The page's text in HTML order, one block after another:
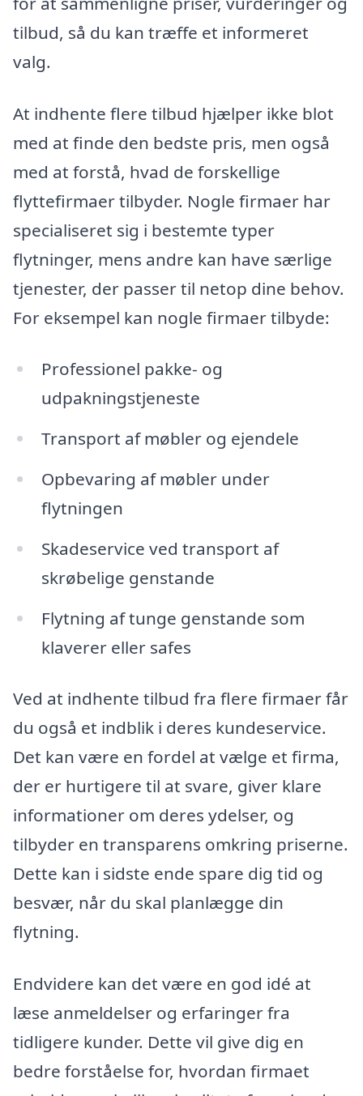
tilbud, så du kan træffe et informeret
valg.
At indhente flere tilbud hjælper ikke blot
med at finde den bedste pris, men også
med at forstå, hvad de forskellige
flyttefirmaer tilbyder. Nogle firmaer har
specialiseret sig i bestemte typer
flytninger, mens andre kan have særlige
tjenester, der passer til netop dine behov.
For eksempel kan nogle firmaer tilbyde:
Professionel pakke- og
udpakningstjeneste
Transport af møbler og ejendele
Opbevaring af møbler under
flytningen
Skadeservice ved transport af
skrøbelige genstande
Flytning af tunge genstande som
klaverer eller safes
Ved at indhente tilbud fra flere firmaer får
du også et indblik i deres kundeservice.
Det kan være en fordel at vælge et firma,
der er hurtigere til at svare, giver klare
informationer om deres ydelser, og
tilbyder en transparens omkring priserne.
Dette kan i sidste ende spare dig tid og
besvær, når du skal planlægge din
flytning.
Endvidere kan det være en god idé at
læse anmeldelser og erfaringer fra
tidligere kunder. Dette vil give dig en
bedre forståelse for, hvordan firmaet